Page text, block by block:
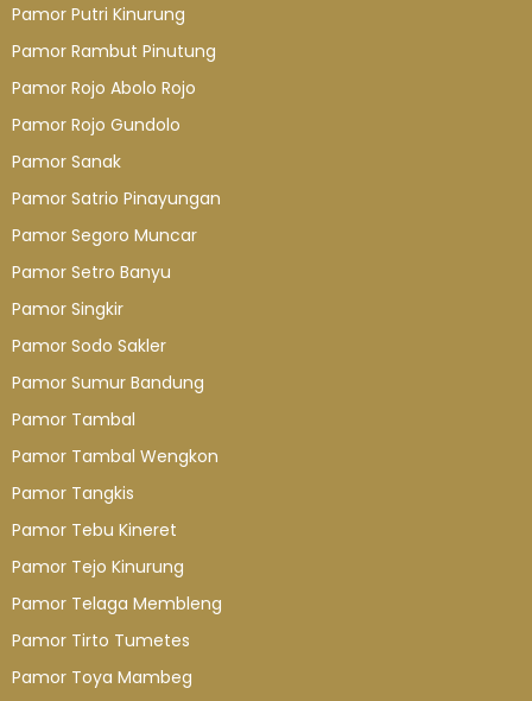
Pamor Putri Kinurung
Pamor Rambut Pinutung
Pamor Rojo Abolo Rojo
Pamor Rojo Gundolo
Pamor Sanak
Pamor Satrio Pinayungan
Pamor Segoro Muncar
Pamor Setro Banyu
Pamor Singkir
Pamor Sodo Sakler
Pamor Sumur Bandung
Pamor Tambal
Pamor Tambal Wengkon
Pamor Tangkis
Pamor Tebu Kineret
Pamor Tejo Kinurung
Pamor Telaga Membleng
Pamor Tirto Tumetes
Pamor Toya Mambeg